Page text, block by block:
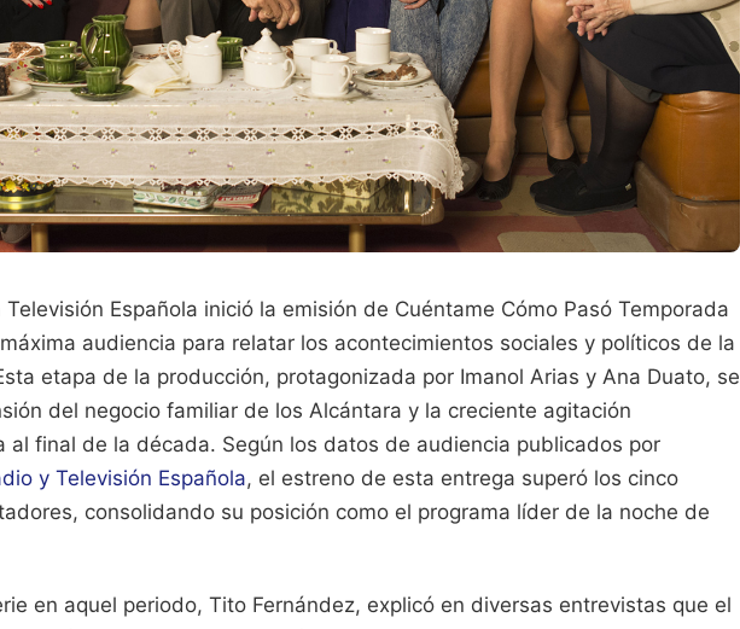
Española inició la emisión de Cuéntame Cómo Pasó Temporada
audiencia para relatar los acontecimientos sociales y políticos de la
etapa de la producción, protagonizada por Imanol Arias y Ana Duato, se
del negocio familiar de los Alcántara y la creciente agitación
al final de la década. Según los datos de audiencia publicados por
y Televisión Española, el estreno de esta entrega superó los cinco
consolidando su posición como el programa líder de la noche de
en aquel periodo, Tito Fernández, explicó en diversas entrevistas que el